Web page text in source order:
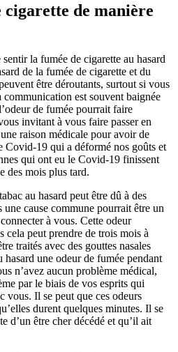
cigarette de manière
la fumée de cigarette au hasard
de la fumée de cigarette et du
être déroutants, surtout si vous
est souvent baignée
de fumée pourrait faire
invitant à vous faire passer en
raison médicale pour avoir de
Covid-19 qui a déformé nos goûts et
qui ont eu le Covid-19 finissent
des mois plus tard.
au hasard peut être dû à des
cause commune pourrait être un
à vous. Cette odeur
cela peut prendre de trois mois à
traités avec des gouttes nasales
hasard une odeur de fumée pendant
n’avez aucun problème médical,
par le biais de vos esprits qui
vous. Il se peut que ces odeurs
durent quelques minutes. Il se
d’un être cher décédé et qu’il ait